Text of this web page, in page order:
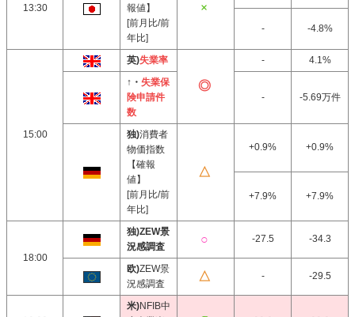
13:30
報値】
[前月比/前
年比]
- -4.8%
15:00
英)失業率 -
4.1%
↑・ 失業保
険申請件
数
- -5.69万件
独)消費者
物価指数
【確報
値】
[前月比/前
年比]
+0.9% +0.9%
+7.9% +7.9%
18:00
独)ZEW景
況感調査
-27.5 -34.3
欧)ZEW景
況感調査
- -29.5
米)NFIB中